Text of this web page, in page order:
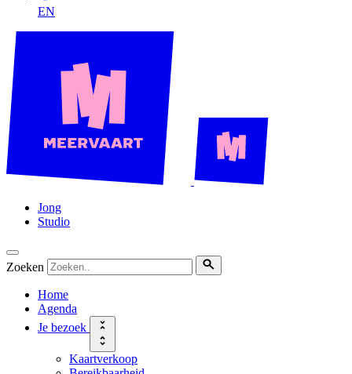
EN
Jong
Studio
Zoeken
Home
Agenda
Je bezoek
Kaartverkoop